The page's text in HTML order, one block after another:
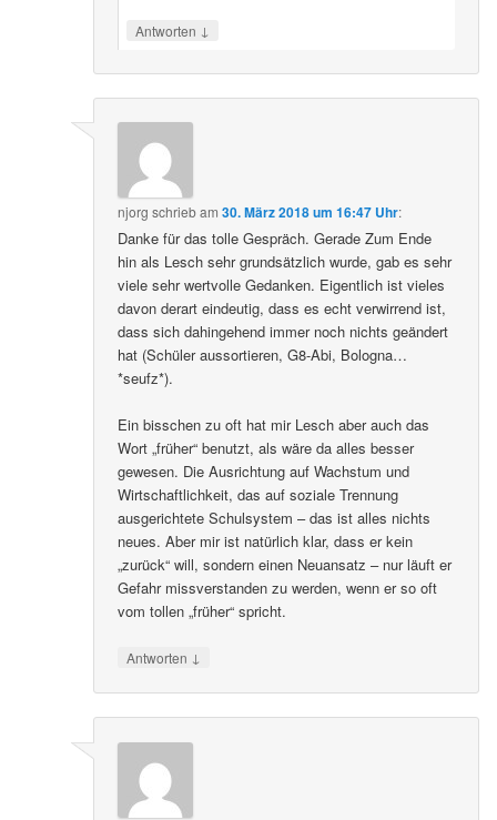
Antworten ↓
njorg schriebam30. März 2018 um 16:47 Uhr:
Danke für das tolle Gespräch. Gerade Zum Ende
hin als Lesch sehr grundsätzlich wurde, gab es sehr
viele sehr wertvolle Gedanken. Eigentlich ist vieles
davon derart eindeutig, dass es echt verwirrend ist,
dass sich dahingehend immer noch nichts geändert
hat (Schüler aussortieren, G8-Abi, Bologna…
*seufz*).
Ein bisschen zu oft hat mir Lesch aber auch das
Wort „früher“ benutzt, als wäre da alles besser
gewesen. Die Ausrichtung auf Wachstum und
Wirtschaftlichkeit, das auf soziale Trennung
ausgerichtete Schulsystem – das ist alles nichts
neues. Aber mir ist natürlich klar, dass er kein
„zurück“ will, sondern einen Neuansatz – nur läuft er
Gefahr missverstanden zu werden, wenn er so oft
vom tollen „früher“ spricht.
Antworten ↓